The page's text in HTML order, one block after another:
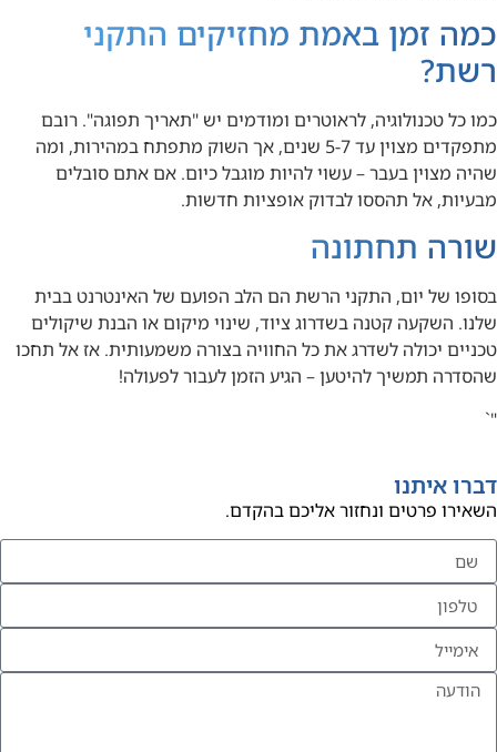
כמה זמן באמת מחזיקים התקני
רשת?
כמו כל טכנולוגיה, לראוטרים ומודמים יש "תאריך תפוגה". רובם
מתפקדים מצוין עד 5-7 שנים, אך השוק מתפתח במהירות, ומה
שהיה מצוין בעבר – עשוי להיות מוגבל כיום. אם אתם סובלים
מבעיות, אל תהססו לבדוק אופציות חדשות.
שורה תחתונה
בסופו של יום, התקני הרשת הם הלב הפועם של האינטרנט בבית
שלנו. השקעה קטנה בשדרוג ציוד, שינוי מיקום או הבנת שיקולים
טכניים יכולה לשדרג את כל החוויה בצורה משמעותית. אז אל תחכו
שהסדרה תמשיך להיטען – הגיע הזמן לעבור לפעולה!
"`
דברו איתנו
השאירו פרטים ונחזור אליכם בהקדם.